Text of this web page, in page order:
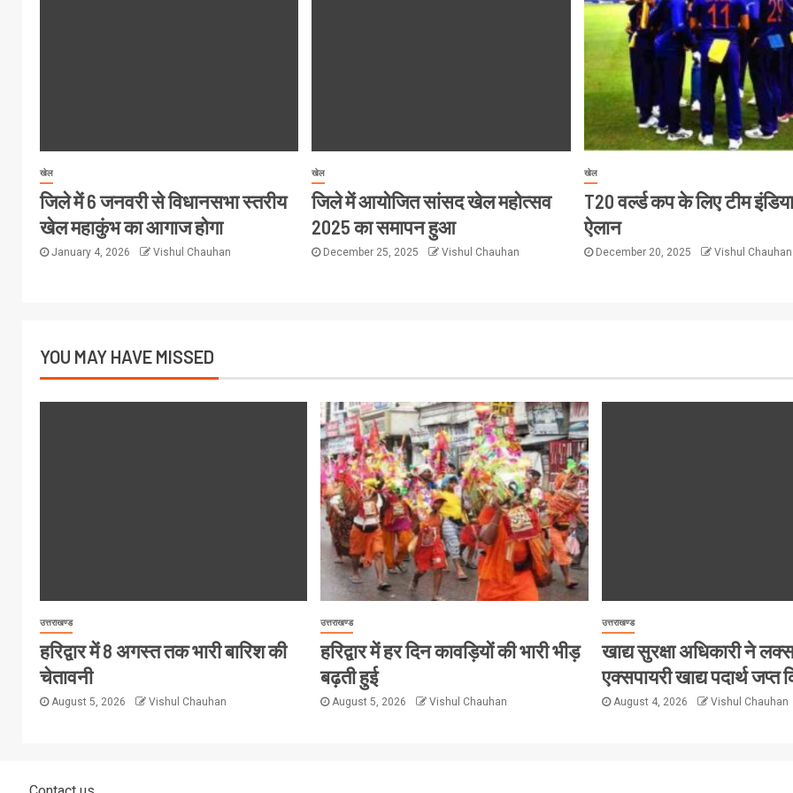
खेल
जिले में 6 जनवरी से विधानसभा स्तरीय
खेल महाकुंभ का आगाज होगा
January 4, 2026 Vishul Chauhan
खेल
जिले में आयोजित सांसद खेल महोत्सव
2025 का समापन हुआ
December 25, 2025 Vishul Chauhan
खेल
T20 वर्ल्ड कप के लिए टीम
ऐलान
December 20, 2025 Vishul Chauhan
YOU MAY HAVE MISSED
उत्तराखण्ड
हरिद्वार में 8 अगस्त तक भारी बारिश की
चेतावनी
August 5, 2026 Vishul Chauhan
उत्तराखण्ड
हरिद्वार में हर दिन कावड़ियों की भारी भीड़
बढ़ती हुई
August 5, 2026 Vishul Chauhan
उत्तराखण्ड
खाद्य सुरक्षा अधिकारी ने
एक्सपायरी खाद्य पदार्थ जप्त
August 4, 2026 Vishul Chauhan